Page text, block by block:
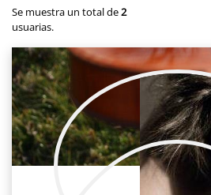
Se muestra un total de2
usuarias.